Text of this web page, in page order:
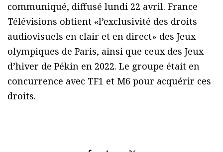
communiqué, diffusé lundi 22 avril. France
Télévisions obtient «l’exclusivité des droits
audiovisuels en clair et en direct» des Jeux
olympiques de Paris, ainsi que ceux des Jeux
d’hiver de Pékin en 2022. Le groupe était en
concurrence avec TF1 et M6 pour acquérir ces
droits.